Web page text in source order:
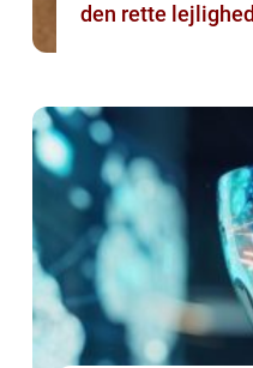
den rette lejlighed